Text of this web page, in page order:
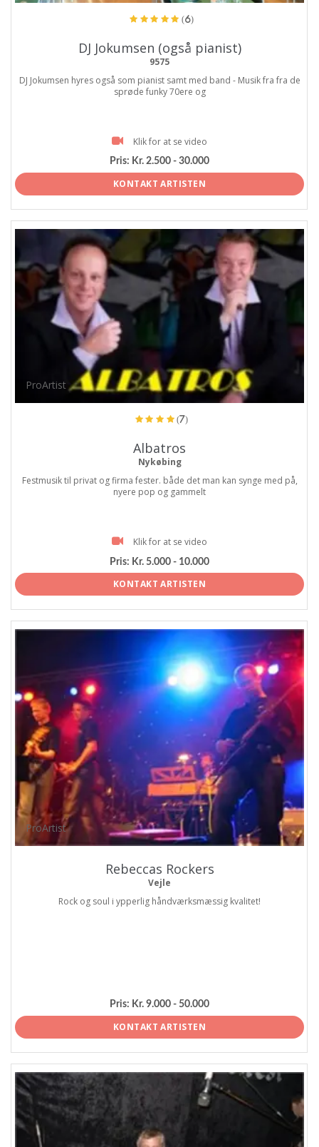
(6)
DJ Jokumsen (også pianist)
9575
DJ Jokumsen hyres også som pianist samt med band - Musik fra fra de
sprøde funky 70ere og
Klik for at se video
Pris: Kr. 2.500 - 30.000
KONTAKT ARTISTEN
ProArtist
(7)
Albatros
Nykøbing
Festmusik til privat og firma fester. både det man kan synge med på,
nyere pop og gammelt
Klik for at se video
Pris: Kr. 5.000 - 10.000
KONTAKT ARTISTEN
ProArtist
Rebeccas Rockers
Vejle
Rock og soul i ypperlig håndværksmæssig kvalitet!
Pris: Kr. 9.000 - 50.000
KONTAKT ARTISTEN